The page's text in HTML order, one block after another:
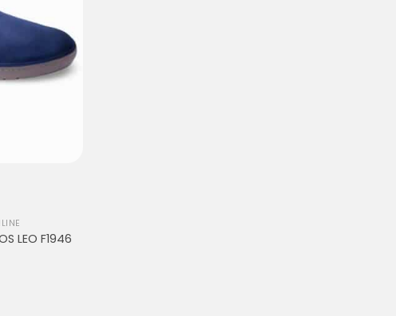
LEO F1946